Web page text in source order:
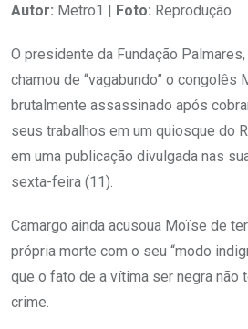
Autor: Metro1 | Foto: Reprodução
O presidente da Fundação
chamou de “vagabundo” o congolês
brutalmente assassinado após
seus trabalhos em um quiosque do
em uma publicação divulgada nas
sexta-feira (11).
Camargo ainda acusoua Moïse de
própria morte com o seu “modo
que o fato de a vítima ser negra não
crime.